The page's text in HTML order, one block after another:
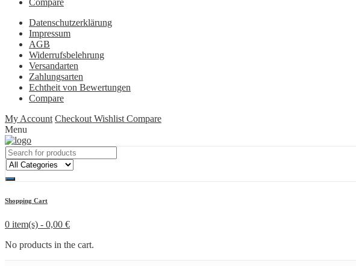
Compare
Datenschutzerklärung
Impressum
AGB
Widerrufsbelehrung
Versandarten
Zahlungsarten
Echtheit von Bewertungen
Compare
My Account Checkout Wishlist Compare
Menu
Shopping Cart
0 item(s) - 0,00 €
No products in the cart.